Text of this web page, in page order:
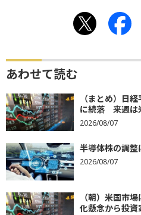
あわせて読む
（まとめ）日
に続落 来週は
2026/08/07
半導体株の調
2026/08/07
（朝）米国市
化懸念から投資